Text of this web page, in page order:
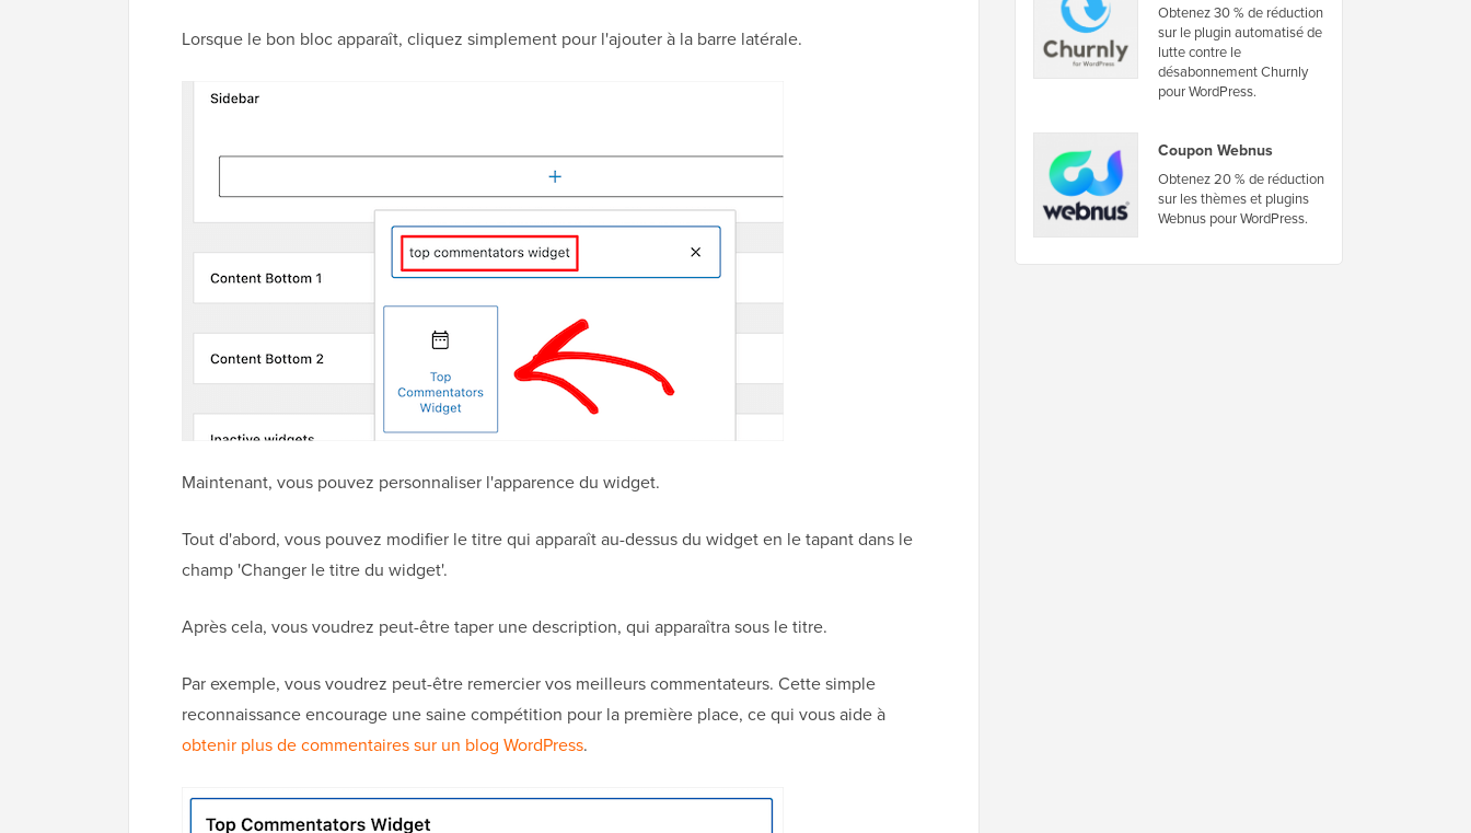
Lorsque le bon bloc apparaît, cliquez simplement pour l'ajouter à la barre latérale.
Maintenant, vous pouvez personnaliser l'apparence du widget.
Tout d'abord, vous pouvez modifier le titre qui apparaît au-dessus du widget en le tapant dans le
champ 'Changer le titre du widget'.
Après cela, vous voudrez peut-être taper une description, qui apparaîtra sous le titre.
Par exemple, vous voudrez peut-être remercier vos meilleurs commentateurs. Cette simple
reconnaissance encourage une saine compétition pour la première place, ce qui vous aide à
obtenir plus de commentaires sur un blog WordPress.
Obtenez 30 % de réduction
sur le plugin automatisé de
lutte contre le
désabonnement Churnly
pour WordPress.
Coupon Webnus
Obtenez 20 % de réduction
sur les thèmes et plugins
Webnus pour WordPress.